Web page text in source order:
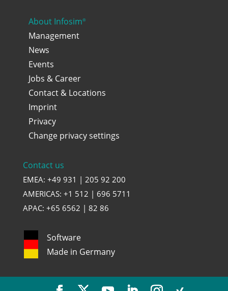
About Infosim®
Management
News
Events
Jobs & Career
Contact & Locations
Imprint
Privacy
Change privacy settings
Contact us
EMEA: +49 931 | 205 92 200
AMERICAS: +1 512 | 696 5711
APAC: +65 6562 | 82 86
Software
Made in Germany